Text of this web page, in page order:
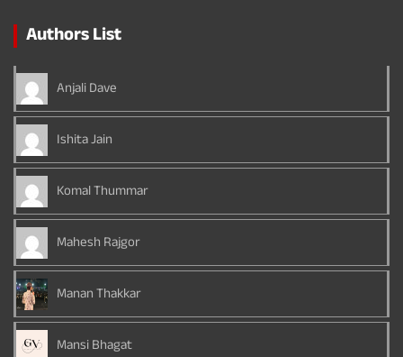
Authors List
Anjali Dave
Ishita Jain
Komal Thummar
Mahesh Rajgor
Manan Thakkar
Mansi Bhagat